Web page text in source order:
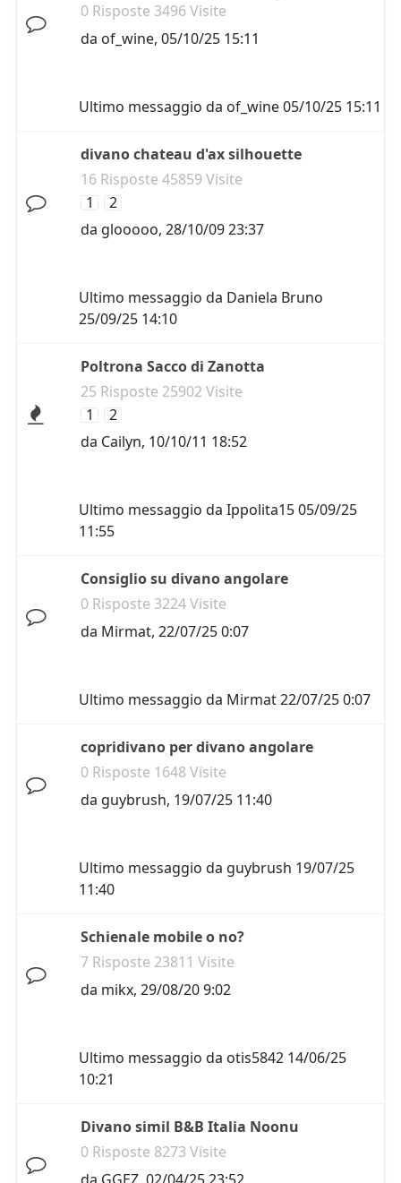
0 Risposte 3496 Visite
da of_wine, 05/10/25 15:11
Ultimo messaggio da of_wine05/10/25 15:11
divano chateau d'ax silhouette
16 Risposte 45859 Visite
1
2
da glooooo, 28/10/09 23:37
Ultimo messaggio da Daniela Bruno
25/09/25 14:10
Poltrona Sacco di Zanotta
25 Risposte 25902 Visite
1
2
da Cailyn, 10/10/11 18:52
Ultimo messaggio da Ippolita1505/09/25
11:55
Consiglio su divano angolare
0 Risposte 3224 Visite
da Mirmat, 22/07/25 0:07
Ultimo messaggio da Mirmat22/07/25 0:07
copridivano per divano angolare
0 Risposte 1648 Visite
da guybrush, 19/07/25 11:40
Ultimo messaggio da guybrush 19/07/25
11:40
Schienale mobile o no?
7 Risposte 23811 Visite
da mikx, 29/08/20 9:02
Ultimo messaggio da otis5842 14/06/25
10:21
Divano simil B&B Italia Noonu
0 Risposte 8273 Visite